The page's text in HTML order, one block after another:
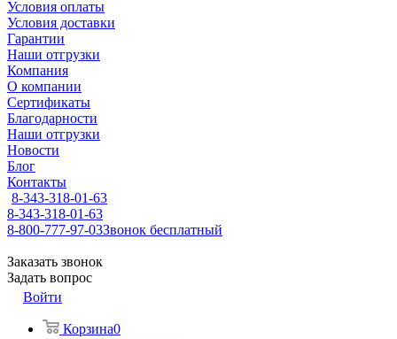
Условия оплаты
Условия доставки
Гарантии
Наши отгрузки
Компания
О компании
Сертификаты
Благодарности
Наши отгрузки
Новости
Блог
Контакты
8-343-318-01-63
8-343-318-01-63
8-800-777-97-03Звонок бесплатный
Заказать звонок
Задать вопрос
Войти
Корзина0